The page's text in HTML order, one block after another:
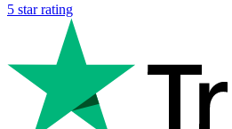
5 star rating